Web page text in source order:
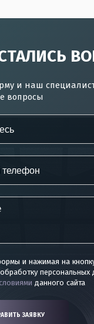
и наш
вопросы
и нажимая на
персональных
данного сайта
ЗАЯВКУ